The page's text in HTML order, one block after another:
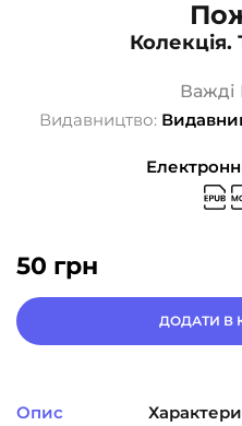
Колекція.
Важді
Видавництво:
50 грн
ДОДАТИ В
Опис